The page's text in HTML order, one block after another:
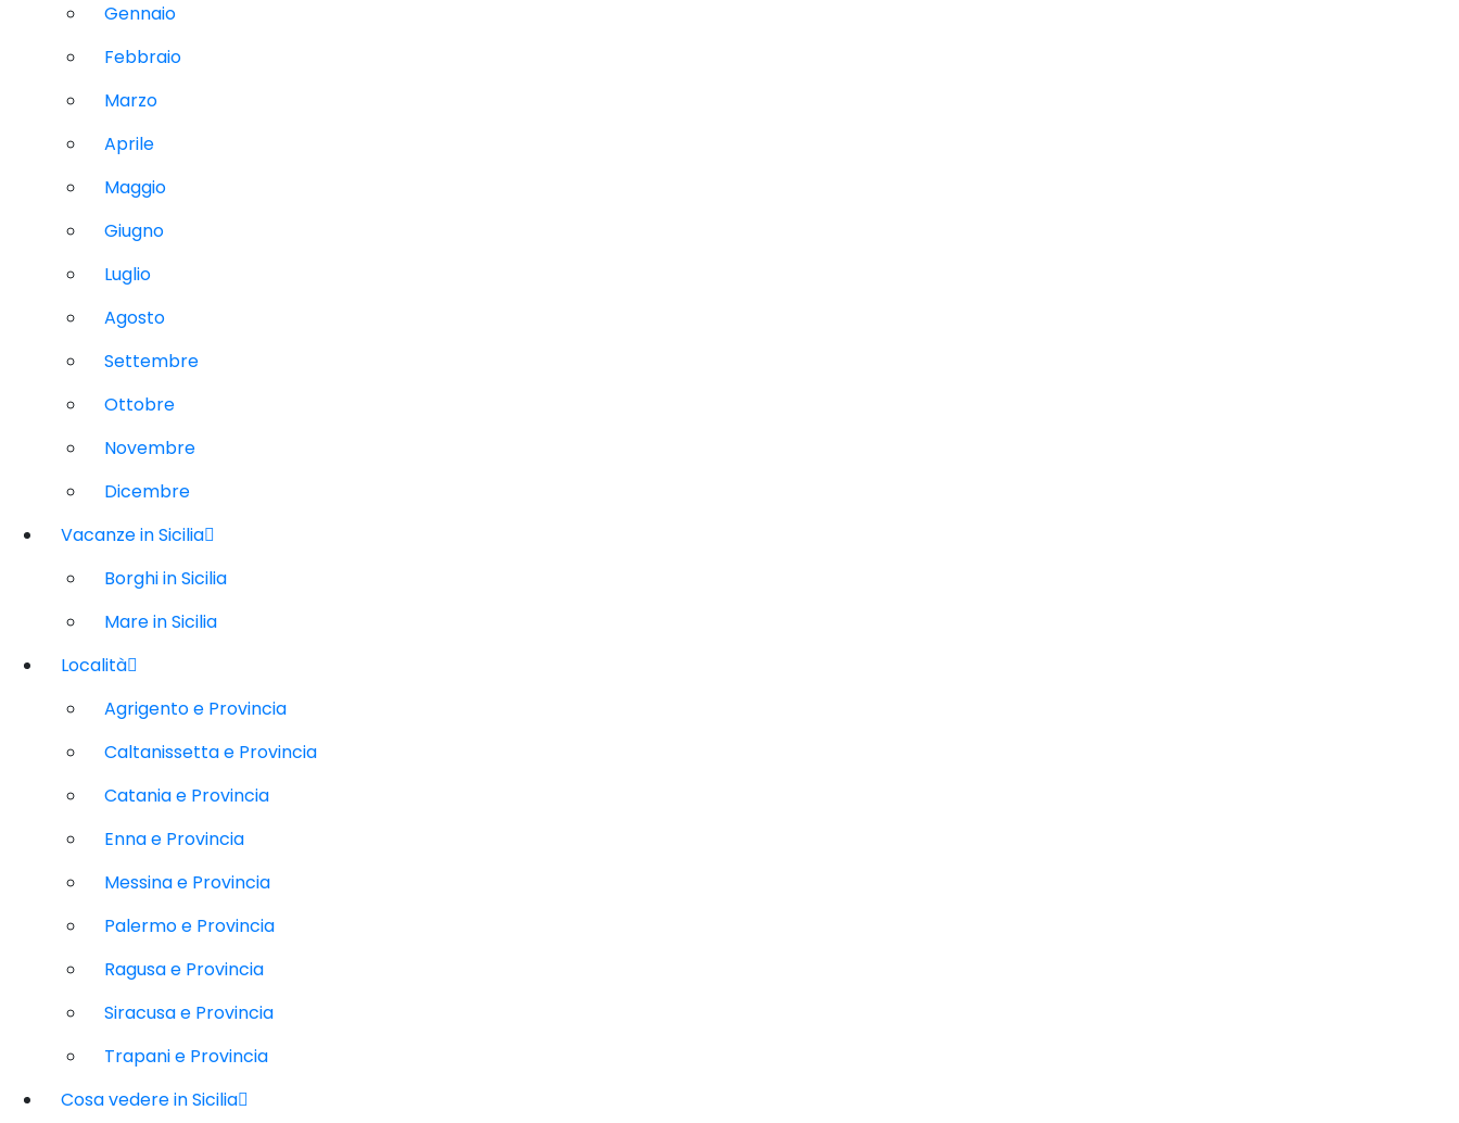
Gennaio
Febbraio
Marzo
Aprile
Maggio
Giugno
Luglio
Agosto
Settembre
Ottobre
Novembre
Dicembre
Vacanze in Sicilia
Borghi in Sicilia
Mare in Sicilia
Località
Agrigento e Provincia
Caltanissetta e Provincia
Catania e Provincia
Enna e Provincia
Messina e Provincia
Palermo e Provincia
Ragusa e Provincia
Siracusa e Provincia
Trapani e Provincia
Cosa vedere in Sicilia